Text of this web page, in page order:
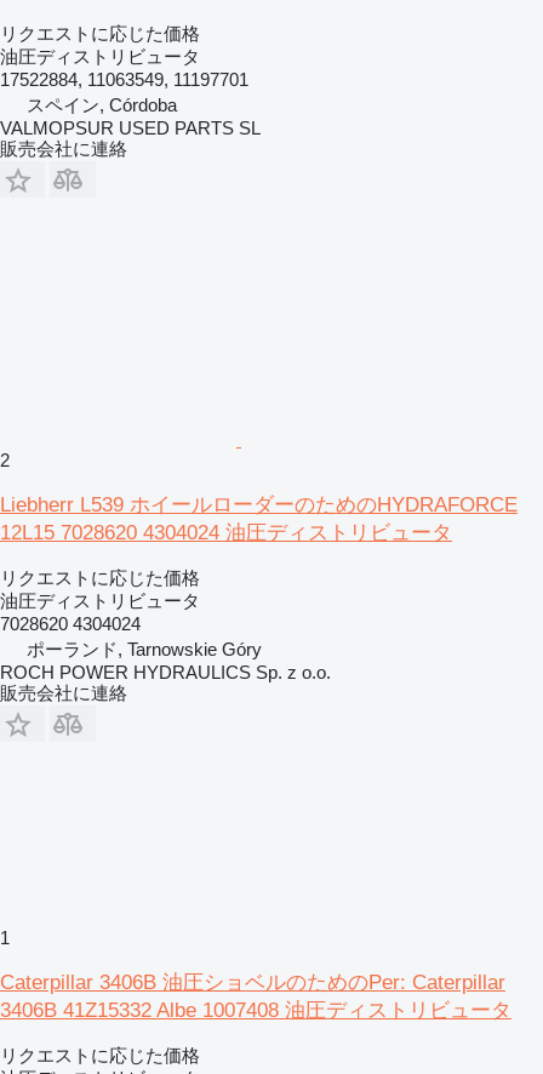
リクエストに応じた価格
油圧ディストリビュータ
17522884, 11063549, 11197701
スペイン, Córdoba
VALMOPSUR USED PARTS SL
販売会社に連絡
2
Liebherr L539 ホイールローダーのためのHYDRAFORCE
12L15 7028620 4304024 油圧ディストリビュータ
リクエストに応じた価格
油圧ディストリビュータ
7028620 4304024
ポーランド, Tarnowskie Góry
ROCH POWER HYDRAULICS Sp. z o.o.
販売会社に連絡
1
Caterpillar 3406B 油圧ショベルのためのPer: Caterpillar
3406B 41Z15332 Albe 1007408 油圧ディストリビュータ
リクエストに応じた価格